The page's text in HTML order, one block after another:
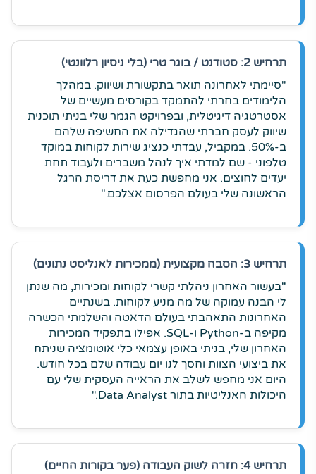
תרחיש 2: סטודנט / בוגר טרי (בלי ניסיון רלוונטי)
"סיימתי לאחרונה תואר בתקשורת ושיווק. במהלך
הלימודים בחרתי להתמקד בקורסים מעשיים של
אסטרטגיה דיגיטלית, ובפרויקט הגמר שלי בניתי תוכנית
שיווק לעסק חברתי שהגדילה את החשיפה שלהם
ב-50%. במקביל, עבדתי כנציג שירות לקוחות במוקד
טלפוני - שם למדתי איך לנהל משברים ולעבוד תחת
יעדים לחוצים. אני מחפשת כעת את דריסת הרגל
הראשונה שלי בעולם הפרסום אצלכם."
תרחיש 3: הסבה מקצועית (ממכירות לאנליסט נתונים)
"בעשור האחרון ניהלתי קשרי לקוחות ומכירות, מה שנתן
לי הבנה עמוקה של מה מניע לקוחות. בשנתיים
האחרונות התאהבתי בעולם הדאטה והשלמתי הכשרה
מקיפה ב-Python ו-SQL. אפילו בתפקיד המכירות
האחרון שלי, בניתי באופן עצמאי כלי אוטומציה שניתח
את ביצועי הצוות וחסך לנו יום עבודה שלם בכל חודש.
היום אני מחפש לשלב את הראייה העסקית שלי עם
היכולות האנליטיות בתור Data Analyst."
תרחיש 4: חזרה לשוק העבודה (פער בקורות החיים)